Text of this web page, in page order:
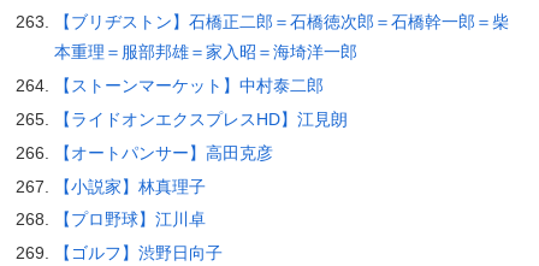
【ブリヂストン】石橋正二郎＝石橋徳次郎＝石橋幹一郎＝柴
本重理＝服部邦雄＝家入昭＝海埼洋一郎
【ストーンマーケット】中村泰二郎
【ライドオンエクスプレスHD】江見朗
【オートパンサー】高田克彦
【小説家】林真理子
【プロ野球】江川卓
【ゴルフ】渋野日向子